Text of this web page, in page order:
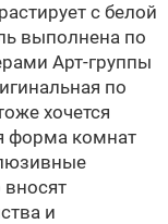
с белой
выполнена по
Арт-группы
по
хочется
форма комнат
и